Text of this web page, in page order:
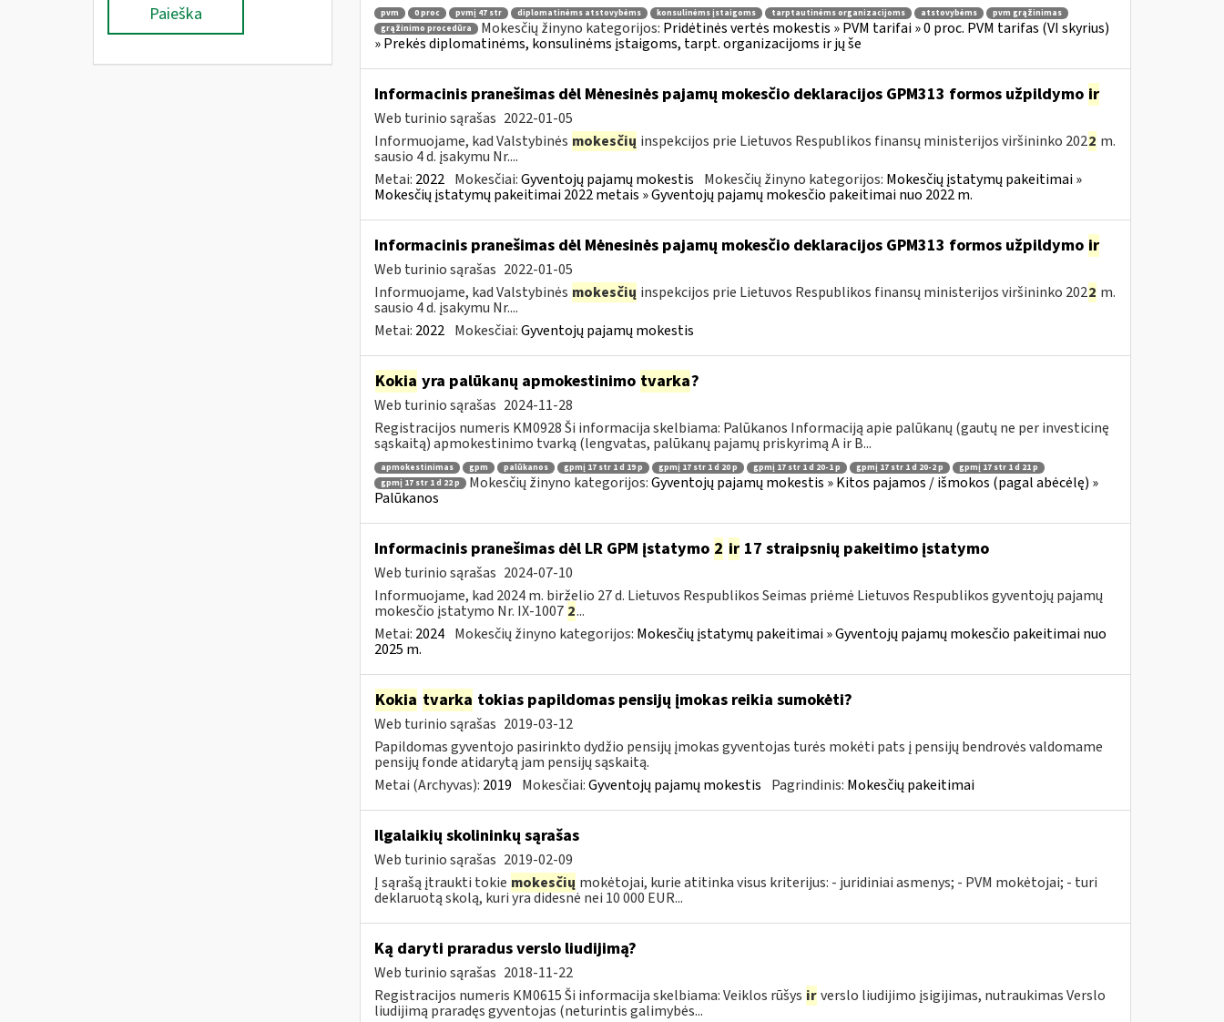
Paieška pvm 0 proc pvmį 47 str diplomatinėms atstovybėms konsulinėms įstaigoms tarptautinėms organizacijoms atstovybėms
pvm grąžinimas
grąžinimo procedūra
Mokesčių žinyno kategorijos: Pridėtinės vertės mokestis » PVM tarifai » 0 proc. PVM tarifas (VI skyrius)
» Prekės diplomatinėms, konsulinėms įstaigoms, tarpt. organizacijoms ir jų še
Informacinis pranešimas dėl Mėnesinės pajamų mokesčio deklaracijos GPM313 formos užpildymo ir
Web turinio sąrašas 2022-01-05
Informuojame, kad Valstybinės mokesčių inspekcijos prie Lietuvos Respublikos finansų ministerijos viršininko 2022 m.
sausio 4 d. įsakymu Nr....
Metai: 2022 Mokesčiai:Gyventojų pajamų mokestis Mokesčių žinyno kategorijos: Mokesčių įstatymų pakeitimai »
Mokesčių įstatymų pakeitimai 2022 metais » Gyventojų pajamų mokesčio pakeitimai nuo 2022 m.
Informacinis pranešimas dėl Mėnesinės pajamų mokesčio deklaracijos GPM313 formos užpildymo ir
Web turinio sąrašas 2022-01-05
Informuojame, kad Valstybinės mokesčių inspekcijos prie Lietuvos Respublikos finansų ministerijos viršininko 2022 m.
sausio 4 d. įsakymu Nr....
Metai: 2022 Mokesčiai:Gyventojų pajamų mokestis
Kokia yra palūkanų apmokestinimo tvarka?
Web turinio sąrašas 2024-11-28
Registracijos numeris KM0928 Ši informacija skelbiama: Palūkanos Informaciją apie palūkanų (gautų ne per investicinę
sąskaitą) apmokestinimo tvarką (lengvatas, palūkanų pajamų priskyrimą A ir B...
apmokestinimas gpm palūkanos gpmį 17 str 1 d 19 p gpmį 17 str 1 d 20 p gpmį 17 str 1 d 20-1 p gpmį 17 str 1 d 20-2 p
gpmį 17 str 1 d 21 p
gpmį 17 str 1 d 22 p
Mokesčių žinyno kategorijos:Gyventojų pajamų mokestis » Kitos pajamos / išmokos (pagal abėcėlę) »
Palūkanos
Informacinis pranešimas dėl LR GPM įstatymo 2 ir17 straipsnių pakeitimo įstatymo
Web turinio sąrašas 2024-07-10
Informuojame, kad 2024 m. birželio 27 d. Lietuvos Respublikos Seimas priėmė Lietuvos Respublikos gyventojų pajamų
mokesčio įstatymo Nr. IX-1007 2...
Metai: 2024 Mokesčių žinyno kategorijos: Mokesčių įstatymų pakeitimai » Gyventojų pajamų mokesčio pakeitimai nuo
2025 m.
Kokia tvarka tokias papildomas pensijų įmokas reikia sumokėti?
Web turinio sąrašas 2019-03-12
Papildomas gyventojo pasirinkto dydžio pensijų įmokas gyventojas turės mokėti pats į pensijų bendrovės valdomame
pensijų fonde atidarytą jam pensijų sąskaitą.
Metai (Archyvas): 2019 Mokesčiai:Gyventojų pajamų mokestis Pagrindinis: Mokesčių pakeitimai
Ilgalaikių skolininkų sąrašas
Web turinio sąrašas 2019-02-09
Į sąrašą įtraukti tokie mokesčių mokėtojai, kurie atitinka visus kriterijus: - juridiniai asmenys; - PVM mokėtojai; - turi
deklaruotą skolą, kuri yra didesnė nei 10 000 EUR...
Ką daryti praradus verslo liudijimą?
Web turinio sąrašas 2018-11-22
Registracijos numeris KM0615 Ši informacija skelbiama: Veiklos rūšys ir verslo liudijimo įsigijimas, nutraukimas Verslo
liudijimą praradęs gyventojas (neturintis galimybės...